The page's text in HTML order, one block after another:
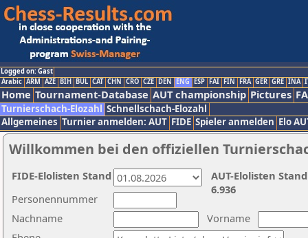
Logged on: Gast
Arabic ARM AZE BIH BUL CAT CHN CRO CZE DEN ENG ESP FAI FIN FRA GER GRE INA
Home Tournament-Database AUT championship Pictures
Turnierschach-Elozahl Schnellschach-Elozahl
Allgemeines Turnier anmelden: AUT FIDE Spieler anmelden Elo
Willkommen bei den offiziellen
Nachname
Vorname
Personennummer
AUT-Elolisten
6.936
FIDE-Elolisten Stand